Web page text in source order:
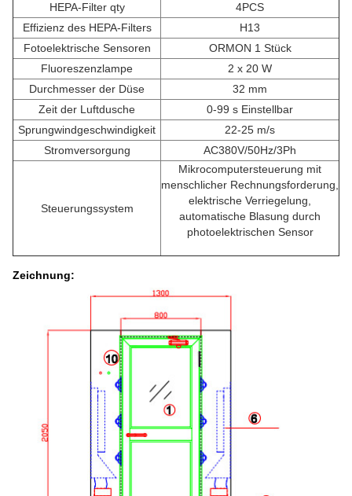
HEPA-Filter qty
4PCS
Effizienz des HEPA-Filters
H13
Fotoelektrische Sensoren
ORMON 1 Stück
Fluoreszenzlampe
2 x 20 W
Durchmesser der Düse
32 mm
Zeit der Luftdusche
0-99 s Einstellbar
Sprungwindgeschwindigkeit
22-25 m/s
Stromversorgung
AC380V/50Hz/3Ph
Steuerungssystem
Mikrocomputersteuerung mit
menschlicher Rechnungsforderung,
elektrische Verriegelung,
automatische Blasung durch
photoelektrischen Sensor
Zeichnung: